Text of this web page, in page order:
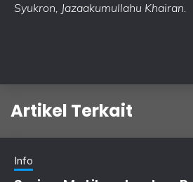
Syukron, Jazaakumullahu Khairan.
Artikel Terkait
Info